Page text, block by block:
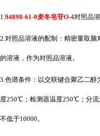
1.94898-61-0麦冬皂苷O-4对照品
2.对照品溶液的配制：精密量取
的溶液，作为对照品溶液。
3.色谱条件：以交联键合聚乙二
度250℃；检测器温度250℃；分
不低于10000。